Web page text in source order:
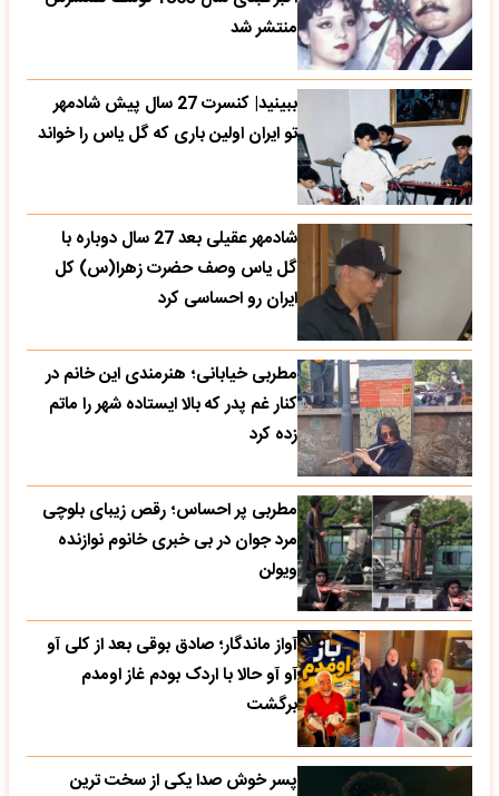
منتشر شد
ببینید| کنسرت 27 سال پیش شادمهر
تو ایران اولین باری که گل یاس را خواند
شادمهر عقیلی بعد 27 سال دوباره با
گل یاس وصف حضرت زهرا(س) کل
ایران رو احساسی کرد
مطربی خیابانی؛ هنرمندی این خانم در
کنار غم پدر که بالا ایستاده شهر را ماتم
زده کرد
مطربی پر احساس؛ رقص زیبای بلوچی
مرد جوان در بی خبری خانوم نوازنده
ویولن
آواز ماندگار؛ صادق بوقی بعد از کلی آو
آو آو حالا با اردک بودم غاز اومدم
برگشت
پسر خوش صدا یکی از سخت ترین